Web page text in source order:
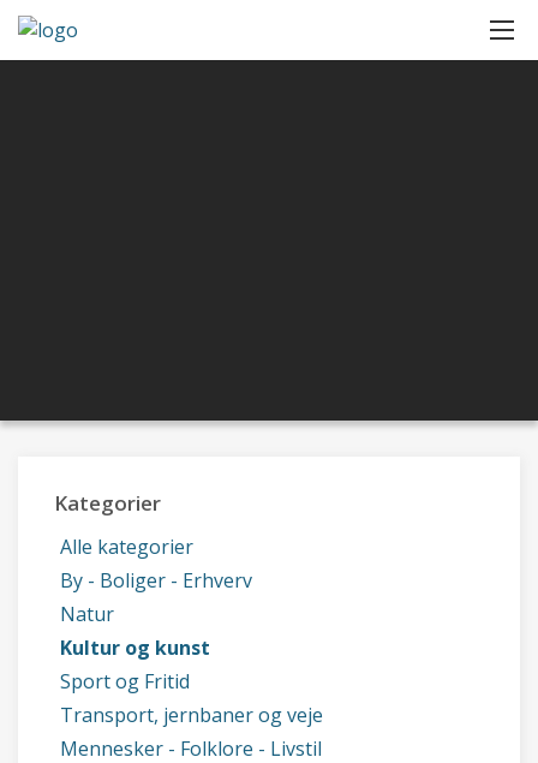
Kategorier
Alle kategorier
By - Boliger - Erhverv
Natur
Kultur og kunst
Sport og Fritid
Transport, jernbaner og veje
Mennesker - Folklore - Livstil